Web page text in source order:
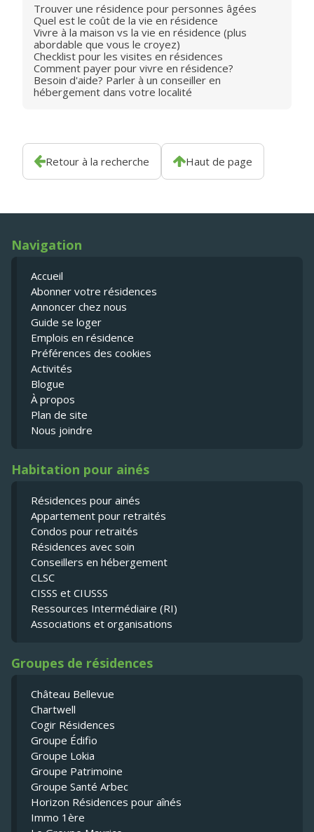
Trouver une résidence pour personnes âgées
Quel est le coût de la vie en résidence
Vivre à la maison vs la vie en résidence (plus
abordable que vous le croyez)
Checklist pour les visites en résidences
Comment payer pour vivre en résidence?
Besoin d'aide? Parler à un conseiller en
hébergement dans votre localité
Retour à la recherche Haut de page
Navigation
Accueil
Abonner votre résidences
Annoncer chez nous
Guide se loger
Emplois en résidence
Préférences des cookies
Activités
Blogue
À propos
Plan de site
Nous joindre
Habitation pour ainés
Résidences pour ainés
Appartement pour retraités
Condos pour retraités
Résidences avec soin
Conseillers en hébergement
CLSC
CISSS et CIUSSS
Ressources Intermédiaire (RI)
Associations et organisations
Groupes de résidences
Château Bellevue
Chartwell
Cogir Résidences
Groupe Édifio
Groupe Lokia
Groupe Patrimoine
Groupe Santé Arbec
Horizon Résidences pour aînés
Immo 1ère